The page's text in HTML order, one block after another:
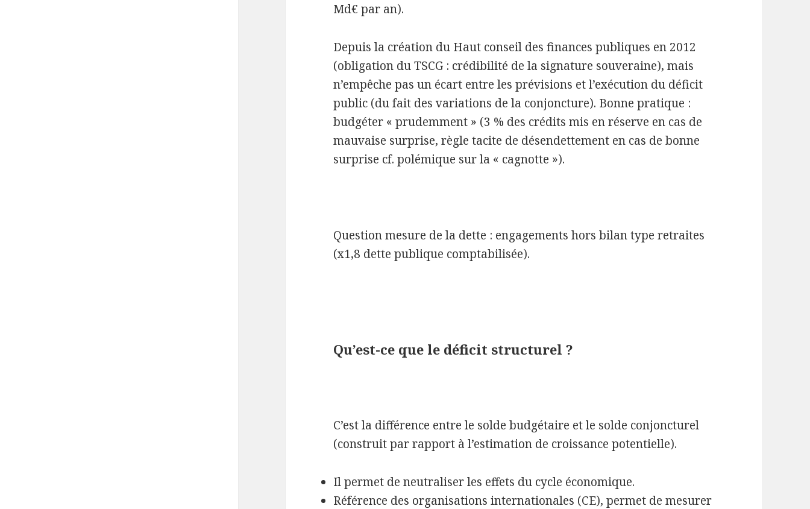
Md€ par an).
Depuis la création du Haut conseil des finances publiques en 2012
(obligation du TSCG : crédibilité de la signature souveraine), mais
n’empêche pas un écart entre les prévisions et l’exécution du déficit
public (du fait des variations de la conjoncture). Bonne pratique :
budgéter « prudemment » (3 % des crédits mis en réserve en cas de
mauvaise surprise, règle tacite de désendettement en cas de bonne
surprise cf. polémique sur la « cagnotte »).
Question mesure de la dette : engagements hors bilan type retraites
(x1,8 dette publique comptabilisée).
Qu’est-ce que le déficit structurel ?
C’est la différence entre le solde budgétaire et le solde conjoncturel
(construit par rapport à l’estimation de croissance potentielle).
Il permet de neutraliser les effets du cycle économique.
Référence des organisations internationales (CE), permet de mesurer